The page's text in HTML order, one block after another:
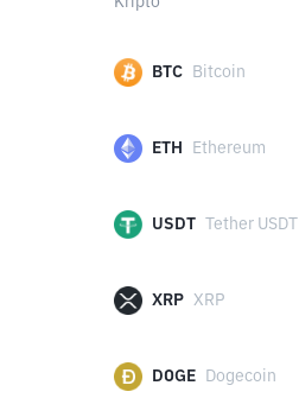
BTC Bitcoin
ETH Ethereum
USDT Tether USDT
XRP XRP
DOGE Dogecoin